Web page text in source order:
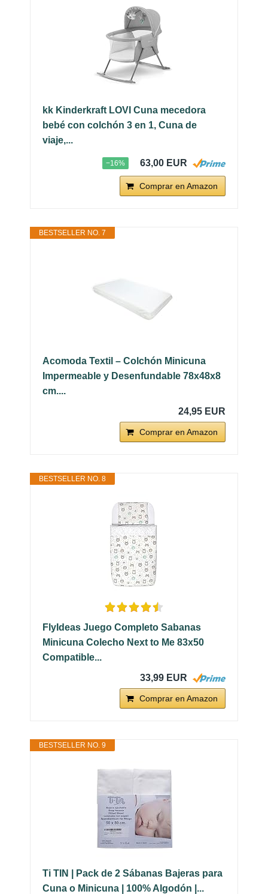
kk Kinderkraft LOVI Cuna mecedora
bebé con colchón 3 en 1, Cuna de
viaje,...
−16% 63,00 EUR
Comprar en Amazon
BESTSELLER NO. 7
Acomoda Textil – Colchón Minicuna
Impermeable y Desenfundable 78x48x8
cm....
24,95 EUR
Comprar en Amazon
BESTSELLER NO. 8
FlyIdeas Juego Completo Sabanas
Minicuna Colecho Next to Me 83x50
Compatible...
33,99 EUR
Comprar en Amazon
BESTSELLER NO. 9
Ti TIN | Pack de 2 Sábanas Bajeras para
Cuna o Minicuna | 100% Algodón |...